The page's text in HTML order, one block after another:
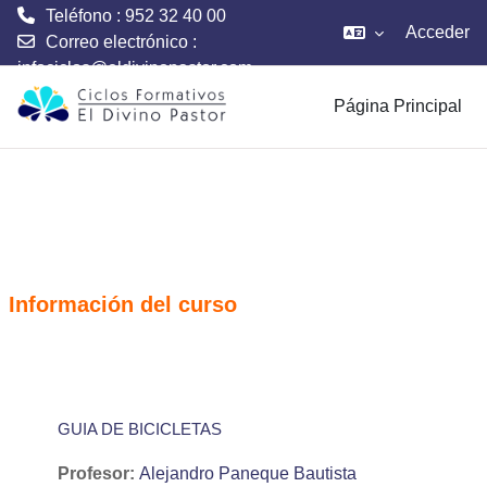
Teléfono : 952 32 40 00
Correo electrónico :
infociclos@eldivinopastor.com
Acceder
Página Principal
Información del curso
GUIA DE BICICLETAS
Profesor: Alejandro Paneque Bautista